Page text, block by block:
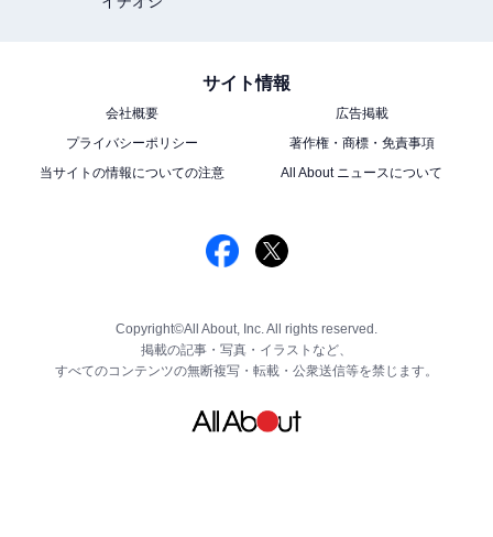
サイト情報
会社概要
広告掲載
プライバシーポリシー
著作権・商標・免責事項
当サイトの情報についての注意
All About ニュースについて
Copyright©All About, Inc. All rights reserved.
掲載の記事・写真・イラストなど、
すべてのコンテンツの無断複写・転載・公衆送信等を禁じます。